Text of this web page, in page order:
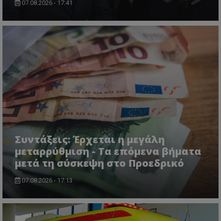
07.08.2026 - 17:41
Συντάξεις: Έρχεται η μεγάλη
μεταρρύθμιση - Τα επόμενα βήματα
μετά τη σύσκεψη στο Προεδρικό
07.08.2026 - 17:13
ASP.NET_SessionId
Microsoft Corporation
VISITOR_PRIVACY_METADATA